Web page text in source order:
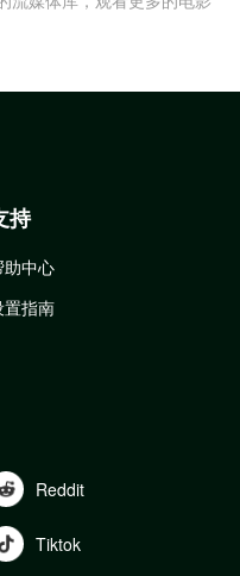
持
助中心
置指南
Reddit
Tiktok